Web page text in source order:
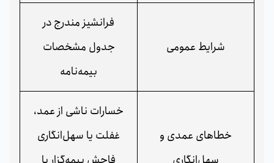
شرایط عمومی
فرانشیز مندرج در
جدول مشخصات
بیمه‌نامه
خطاهای عمدی و
خسارات ناشی از عمد،
غفلت یا سهل‌انگاری